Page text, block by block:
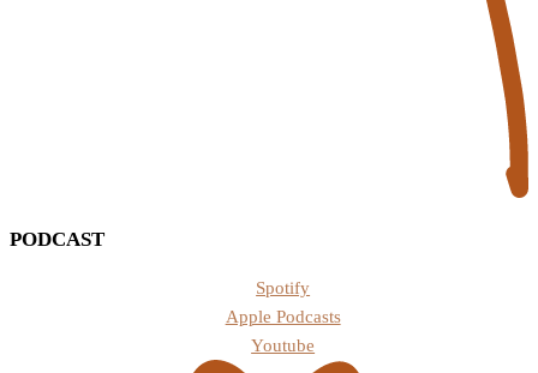
PODCAST
Spotify
Apple Podcasts
Youtube